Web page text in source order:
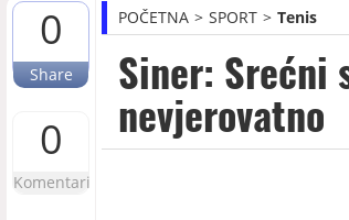
0
Share
0
Komentari
POČETNA SPORT Tenis
Siner: Srećni
nevjerovatno